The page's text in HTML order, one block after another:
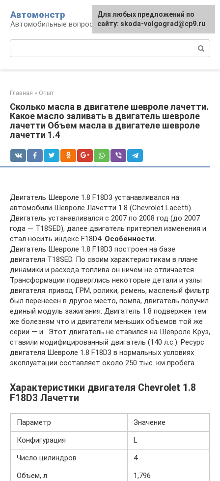
контенту
Автомонстр
Автомобильные вопросы и ответы
Главная » Опыт
Сколько масла в двигателе шевроле лачетти.
Какое масло заливать в двигатель шевроле
лачетти Объем масла в двигателе шевроле
лачетти 1.4
Двигатель Шевроле 1.8 F18D3 устанавливался на
автомобили Шевроле Лачетти 1.8 (Chevrolet Lacetti).
Двигатель устанавливался с 2007 по 2008 год (до 2007
года — T18SED), далее двигатель притерпел изменения и
стал носить индекс F18D4. Особенности.
Двигатель Шевроле 1.8 F18D3 построен на базе
двигателя T18SED. По своим характеристикам в плане
динамики и расхода топлива он ничем не отличается.
Трансформации подверглись некоторые детали и узлы
двигателя: привод ГРМ, ролики, ремень, масленый фильтр
был перенесен в другое место, помпа, двигатель получил
единый модуль зажигания. Двигатель 1.8 подвержен тем
же болезням что и двигатели меньших объемов той же
серии — и . Этот двигатель не ставился на Шевроле Круз,
ставили модифицированный двигатель (140 л.с.). Ресурс
двигателя Шевроле 1.8 F18D3 в нормальных условиях
эксплуатации составляет около 250 тыс. км пробега.
Характеристики двигателя Chevrolet 1.8
F18D3 Лачетти
Параметр
Значение
Конфигурация
L
Число цилиндров
4
Объем, л
1,796
Для любых предложений по
сайту: skoda-volgograd@cp9.ru